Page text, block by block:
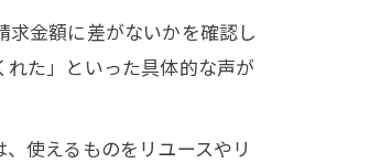
金額に差がないかを確認し
た」といった具体的な声が
使えるものをリユースやリ